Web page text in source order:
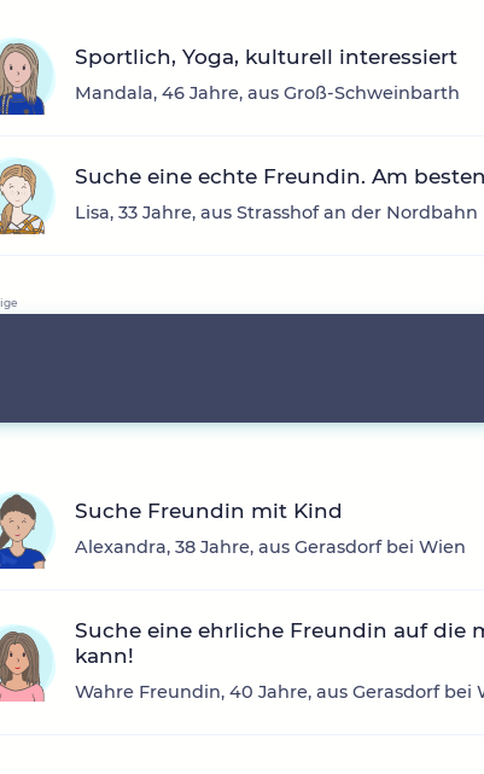
Sportlich, Yoga, kulturell interessiert
Mandala, 46 Jahre, aus Groß-Schweinbarth
Suche eine echte Freundin. Am
Lisa, 33 Jahre, aus Strasshof an der Nordbahn
Suche Freundin mit Kind
Alexandra, 38 Jahre, aus Gerasdorf bei Wien
Suche eine ehrliche Freundin auf die
kann!
Wahre Freundin, 40 Jahre, aus Gerasdorf bei